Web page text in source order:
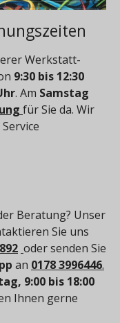
Werkstatt-
9:30 bis 12:30
. Am Samstag
für Sie da. Wir
Beratung? Unser
Sie uns
oder senden Sie
an 0178 3996446.
9:00 bis 18:00
Ihnen gerne